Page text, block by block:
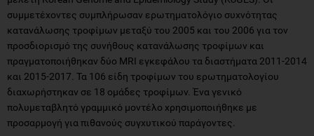
συμμετέχοντες συμπλήρωσαν ερωτηματολόγιο συχνότητας
κατανάλωσης τροφίμων μεταξύ του 2005 και του 2006 για τον
προσδιορισμό της συνήθους κατανάλωσης τροφίμων και
πραγματοποιήθηκαν δύο MRI εγκεφάλου τα διαστήματα 2011-2014
και 2015-2017. Τα 106 είδη τροφίμων του ερωτηματολογίου
διαχωρήστηκαν σε 18 ομάδες τροφίμων. Ένα γενικό
πολυμεταβλητό γραμμικό μοντέλο χρησιμοποιήθηκε με
προσαρμογή για πιθανούς συγχυτικού παράγοντες.